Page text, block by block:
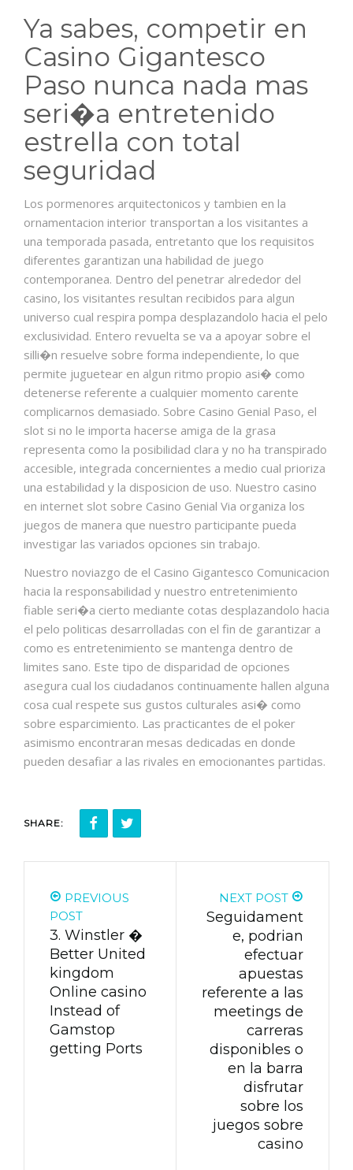
Ya sabes, competir en
Casino Gigantesco
Paso nunca nada mas
seri�a entretenido
estrella con total
seguridad
Los pormenores arquitectonicos y tambien en la
ornamentacion interior transportan a los visitantes a
una temporada pasada, entretanto que los requisitos
diferentes garantizan una habilidad de juego
contemporanea. Dentro del penetrar alrededor del
casino, los visitantes resultan recibidos para algun
universo cual respira pompa desplazandolo hacia el pelo
exclusividad. Entero revuelta se va a apoyar sobre el
silli�n resuelve sobre forma independiente, lo que
permite juguetear en algun ritmo propio asi� como
detenerse referente a cualquier momento carente
complicarnos demasiado. Sobre Casino Genial Paso, el
slot si no le importa hacerse amiga de la grasa
representa como la posibilidad clara y no ha transpirado
accesible, integrada concernientes a medio cual prioriza
una estabilidad y la disposicion de uso. Nuestro casino
en internet slot sobre Casino Genial Via organiza los
juegos de manera que nuestro participante pueda
investigar las variados opciones sin trabajo.
Nuestro noviazgo de el Casino Gigantesco Comunicacion
hacia la responsabilidad y nuestro entretenimiento
fiable seri�a cierto mediante cotas desplazandolo hacia
el pelo politicas desarrolladas con el fin de garantizar a
como es entretenimiento se mantenga dentro de
limites sano. Este tipo de disparidad de opciones
asegura cual los ciudadanos continuamente hallen alguna
cosa cual respete sus gustos culturales asi� como
sobre esparcimiento. Las practicantes de el poker
asimismo encontraran mesas dedicadas en donde
pueden desafiar a las rivales en emocionantes partidas.
SHARE:
PREVIOUS
POST
3. Winstler �
Better United
kingdom
Online casino
Instead of
Gamstop
getting Ports
NEXT POST
Seguidament
e, podrian
efectuar
apuestas
referente a las
meetings de
carreras
disponibles o
en la barra
disfrutar
sobre los
juegos sobre
casino